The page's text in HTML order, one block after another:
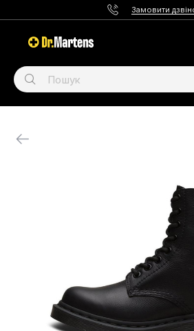
Замовити